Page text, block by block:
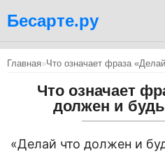
Бесарте.ру
Главная»Что означает фраза
Что означает
должен и
«Делай что должен и